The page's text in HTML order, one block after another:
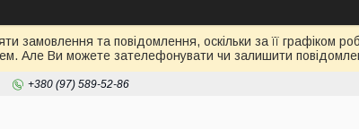
замовлення та повідомлення, оскільки за її графіком
Але Ви можете зателефонувати чи залишити
+380 (97) 589-52-86